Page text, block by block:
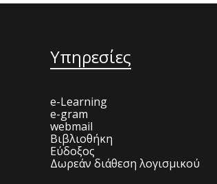
Υπηρεσίες
e-Learning
e-gram
webmail
Βιβλιοθήκη
Εύδοξος
Δωρεάν διάθεση λογισμικού